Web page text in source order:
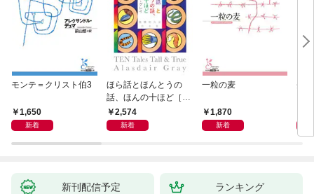
モンテ＝クリスト伯3
1,650
新着
ほら話とほんとうの
話、ほんの十ほど［新
装版］
2,574
新着
一粒の麦
1,870
新着
美
新刊配信予定 ランキング